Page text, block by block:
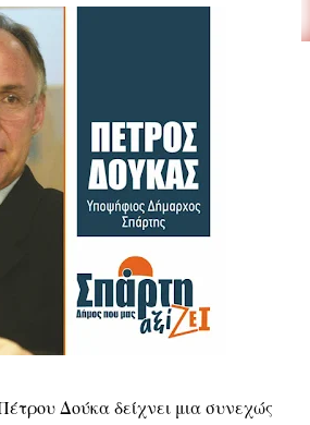
Δούκα δείχνει μια συνεχώς